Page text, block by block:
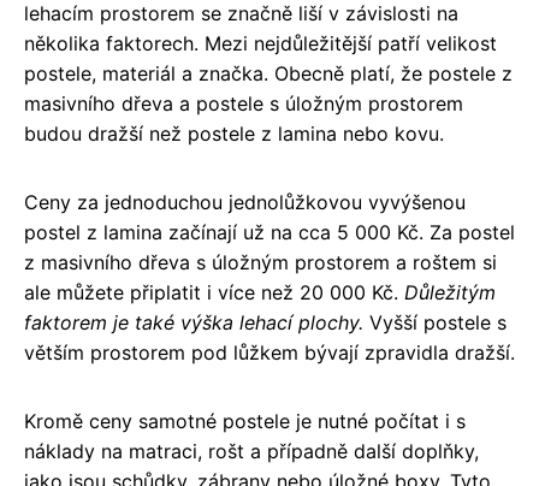
lehacím prostorem se značně liší v závislosti na
několika faktorech. Mezi nejdůležitější patří velikost
postele, materiál a značka. Obecně platí, že postele z
masivního dřeva a postele s úložným prostorem
budou dražší než postele z lamina nebo kovu.
Ceny za jednoduchou jednolůžkovou vyvýšenou
postel z lamina začínají už na cca 5 000 Kč. Za postel
z masivního dřeva s úložným prostorem a roštem si
ale můžete připlatit i více než 20 000 Kč. Důležitým
faktorem je také výška lehací plochy. Vyšší postele s
větším prostorem pod lůžkem bývají zpravidla dražší.
Kromě ceny samotné postele je nutné počítat i s
náklady na matraci, rošt a případně další doplňky,
jako jsou schůdky, zábrany nebo úložné boxy. Tyto